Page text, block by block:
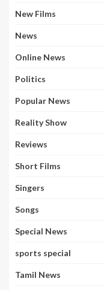
New Films
News
Online News
Politics
Popular News
Reality Show
Reviews
Short Films
Singers
Songs
Special News
sports special
Tamil News